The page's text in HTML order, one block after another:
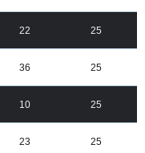
22 25
36 25
10 25
23 25